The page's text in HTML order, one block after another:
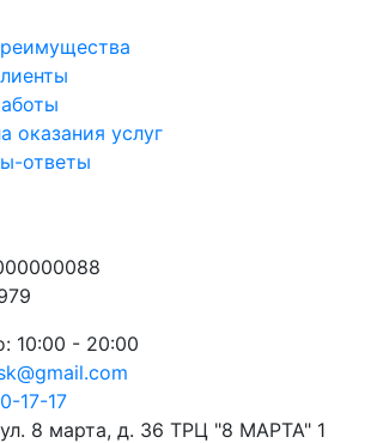
оказания услуг
ответы
10:00 - 20:00
17-17
8 марта, д. 36 ТРЦ "8 МАРТА" 1